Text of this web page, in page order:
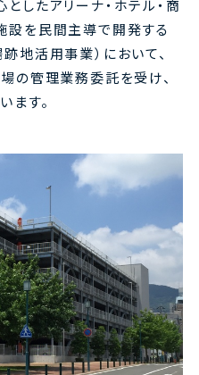
したアリーナ・ホテル・商
設を民間主導で開発する
地活用事業）において、
の管理業務委託を受け、
ます。